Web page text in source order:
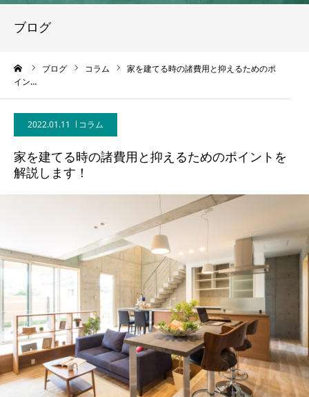
ブログ
ブログ コラム
家を建てる時の諸費用と抑えるためのポ
イン…
2022.01.11 コラム
家を建てる時の諸費用と抑えるためのポイントを
解説します！
BLOG
CONTACT